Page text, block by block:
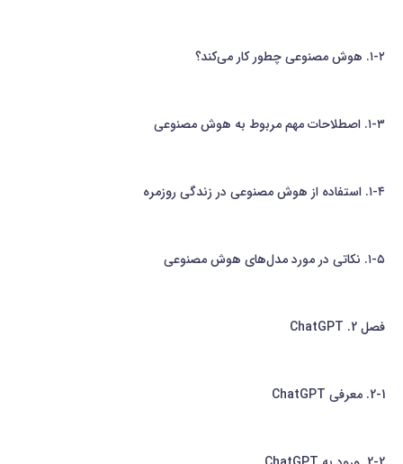
۱-۲. هوش مصنوعی چطور کار می‌کند؟
۱-۳. اصطلاحات مهم مربوط به هوش مصنوعی
۱-۴. استفاده از هوش مصنوعی در زندگی روزمره
۱-۵. نکاتی در مورد مدل‌های هوش مصنوعی
فصل 2. ChatGPT
2-1. معرفی ChatGPT